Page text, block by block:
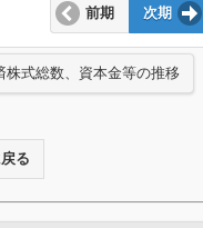
前期 次期
株式総数、資本金等の推移
る